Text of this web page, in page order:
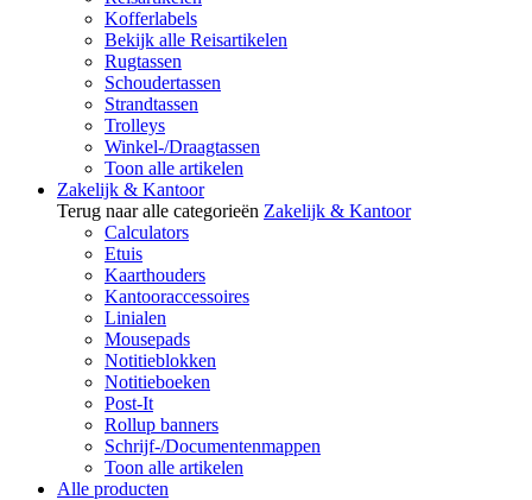
Kofferlabels
Bekijk alle Reisartikelen
Rugtassen
Schoudertassen
Strandtassen
Trolleys
Winkel-/Draagtassen
Toon alle artikelen
Zakelijk & Kantoor
Terug naar alle categorieën Zakelijk & Kantoor
Calculators
Etuis
Kaarthouders
Kantooraccessoires
Linialen
Mousepads
Notitieblokken
Notitieboeken
Post-It
Rollup banners
Schrijf-/Documentenmappen
Toon alle artikelen
Alle producten